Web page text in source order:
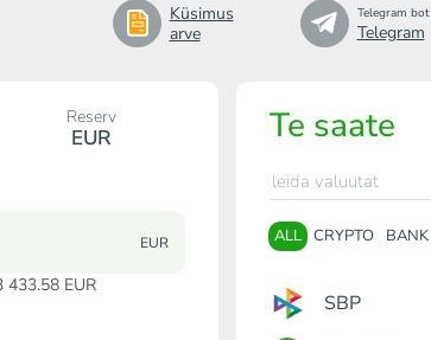
Küsimus
arve
Telegram bot
Telegram
Te saate
ALL CRYPTO BANK
SBP
Reserv
EUR
EUR
433.58 EUR